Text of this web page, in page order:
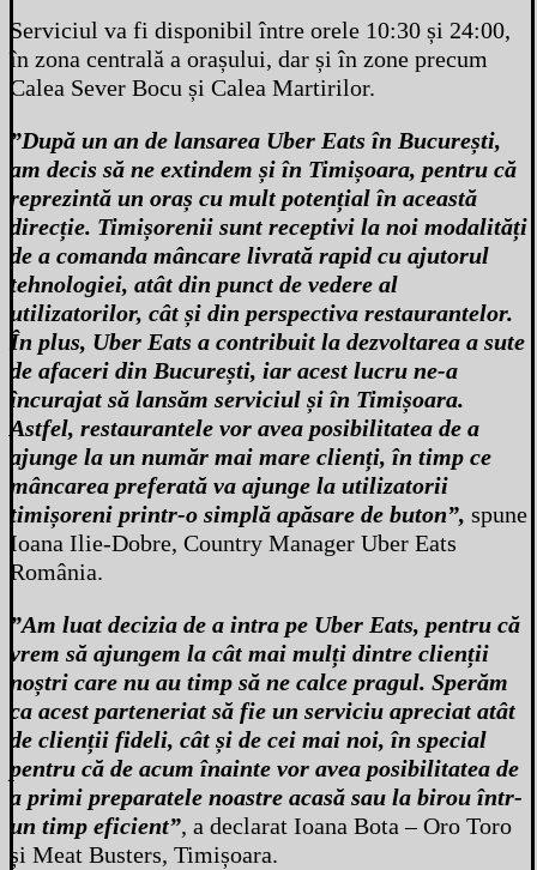
Serviciul va fi disponibil între orele 10:30 și 24:00,
în zona centrală a orașului, dar și în zone precum
Calea Sever Bocu și Calea Martirilor.
”După un an de lansarea Uber Eats în București,
am decis să ne extindem și în Timișoara, pentru că
reprezintă un oraș cu mult potențial în această
direcție. Timișorenii sunt receptivi la noi modalități
de a comanda mâncare livrată rapid cu ajutorul
tehnologiei, atât din punct de vedere al
utilizatorilor, cât și din perspectiva restaurantelor.
În plus, Uber Eats a contribuit la dezvoltarea a sute
de afaceri din București, iar acest lucru ne-a
încurajat să lansăm serviciul și în Timișoara.
Astfel, restaurantele vor avea posibilitatea de a
ajunge la un număr mai mare clienți, în timp ce
mâncarea preferată va ajunge la utilizatorii
timișoreni printr-o simplă apăsare de buton”, spune
Ioana Ilie-Dobre, Country Manager Uber Eats
România.
”Am luat decizia de a intra pe Uber Eats, pentru că
vrem să ajungem la cât mai mulți dintre clienții
noștri care nu au timp să ne calce pragul. Sperăm
ca acest parteneriat să fie un serviciu apreciat atât
de clienții fideli, cât și de cei mai noi, în special
pentru că de acum înainte vor avea posibilitatea de
a primi preparatele noastre acasă sau la birou într-
un timp eficient”, a declarat Ioana Bota – Oro Toro
și Meat Busters, Timișoara.